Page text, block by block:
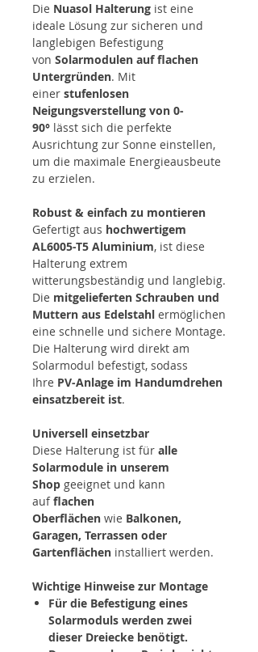
Die Nuasol Halterung ist eine
ideale Lösung zur sicheren und
langlebigen Befestigung
von Solarmodulen auf flachen
Untergründen. Mit
einer stufenlosen
Neigungsverstellung von 0-
90° lässt sich die perfekte
Ausrichtung zur Sonne einstellen,
um die maximale Energieausbeute
zu erzielen.
Robust & einfach zu montieren
Gefertigt aus hochwertigem
AL6005-T5 Aluminium, ist diese
Halterung extrem
witterungsbeständig und langlebig.
Die mitgelieferten Schrauben und
Muttern aus Edelstahl ermöglichen
eine schnelle und sichere Montage.
Die Halterung wird direkt am
Solarmodul befestigt, sodass
Ihre PV-Anlage im Handumdrehen
einsatzbereit ist.
Universell einsetzbar
Diese Halterung ist für alle
Solarmodule in unserem
Shop geeignet und kann
aufflachen
Oberflächen wie Balkonen,
Garagen, Terrassen oder
Gartenflächen installiert werden.
Wichtige Hinweise zur Montage
Für die Befestigung eines
Solarmoduls werden zwei
dieser Dreiecke benötigt.